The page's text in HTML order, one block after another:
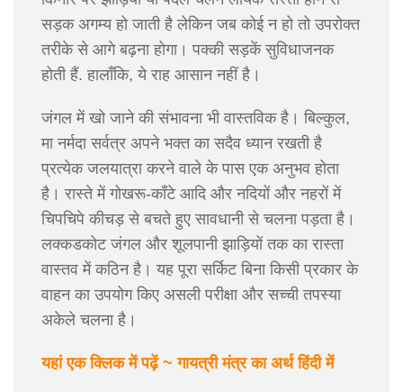
सड़क अगम्य हो जाती है लेकिन जब कोई न हो तो उपरोक्त
तरीके से आगे बढ़ना होगा। पक्की सड़कें सुविधाजनक
होती हैं. हालाँकि, ये राह आसान नहीं है।
जंगल में खो जाने की संभावना भी वास्तविक है। बिल्कुल,
मा नर्मदा सर्वत्र अपने भक्त का सदैव ध्यान रखती है
प्रत्येक जलयात्रा करने वाले के पास एक अनुभव होता
है। रास्ते में गोखरू-काँटे आदि और नदियों और नहरों में
चिपचिपे कीचड़ से बचते हुए सावधानी से चलना पड़ता है।
लक्कडकोट जंगल और शूलपानी झाड़ियों तक का रास्ता
वास्तव में कठिन है। यह पूरा सर्किट बिना किसी प्रकार के
वाहन का उपयोग किए असली परीक्षा और सच्ची तपस्या
अकेले चलना है।
यहां एक क्लिक में पढ़ें ~ गायत्री मंत्र का अर्थ हिंदी में